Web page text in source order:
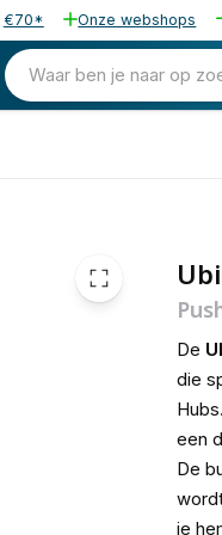
€70* Onze webshops
Waar ben je naar op
De
die
een
De
je
45,00 excl. btw
54,45 incl. btw